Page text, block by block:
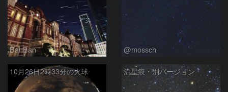
BanBan @mossch
10月26日2時33分の火球 流星痕・別バージョン